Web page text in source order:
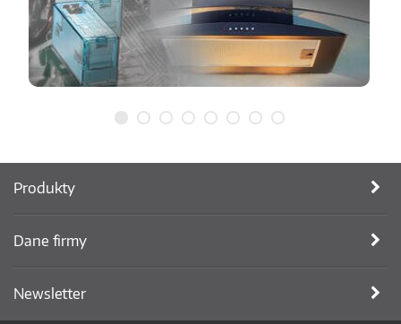
Produkty
Dane firmy
Newsletter